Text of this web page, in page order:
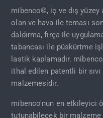
mibenco©, iç ve dış yüzey
olan ve hava ile teması
daldırma, fırça ile
tabancası ile püskürtme
lastik kaplamadır.
ithal edilen patentli bir
malzemesidir.
mibenco'nun en etkileyici
tutunabilecek bir